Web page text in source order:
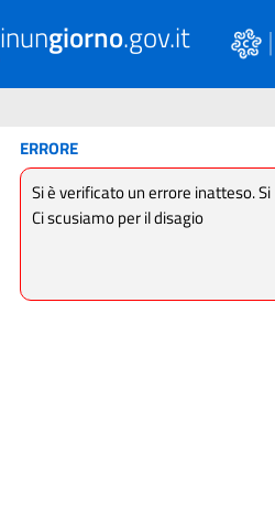
inungiorno.gov.it
ERRORE
Si è verificato un errore inatteso.
Ci scusiamo per il disagio